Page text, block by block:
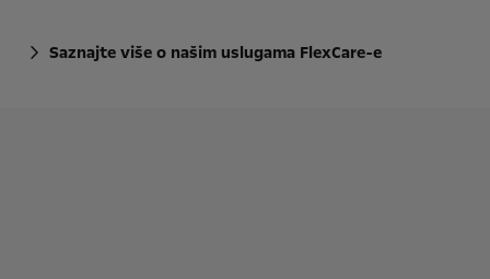
Saznajte više o našim uslugama FlexCare-e